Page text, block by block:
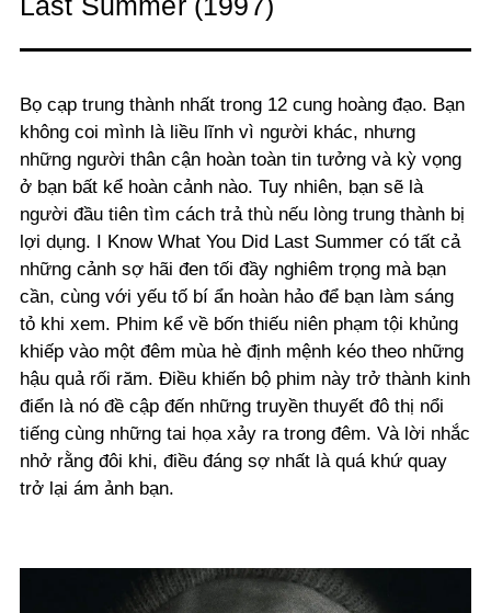
Bọ cạp trung thành nhất trong 12 cung hoàng đạo. Bạn
không coi mình là liều lĩnh vì người khác, nhưng
những người thân cận hoàn toàn tin tưởng và kỳ vọng
ở bạn bất kể hoàn cảnh nào. Tuy nhiên, bạn sẽ là
người đầu tiên tìm cách trả thù nếu lòng trung thành bị
lợi dụng. I Know What You Did Last Summer có tất cả
những cảnh sợ hãi đen tối đầy nghiêm trọng mà bạn
cần, cùng với yếu tố bí ẩn hoàn hảo để bạn làm sáng
tỏ khi xem. Phim kể về bốn thiếu niên phạm tội khủng
khiếp vào một đêm mùa hè định mệnh kéo theo những
hậu quả rối răm. Điều khiến bộ phim này trở thành kinh
điển là nó đề cập đến những truyền thuyết đô thị nổi
tiếng cùng những tai họa xảy ra trong đêm. Và lời nhắc
nhở rằng đôi khi, điều đáng sợ nhất là quá khứ quay
trở lại ám ảnh bạn.